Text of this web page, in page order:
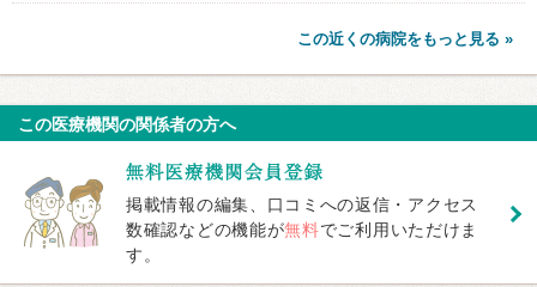
この近くの病院をもっと見る »
この医療機関の関係者の方へ
掲載情報の編集、口コミへの返信・アクセス
数確認などの機能が無料でご利用いただけま
す。